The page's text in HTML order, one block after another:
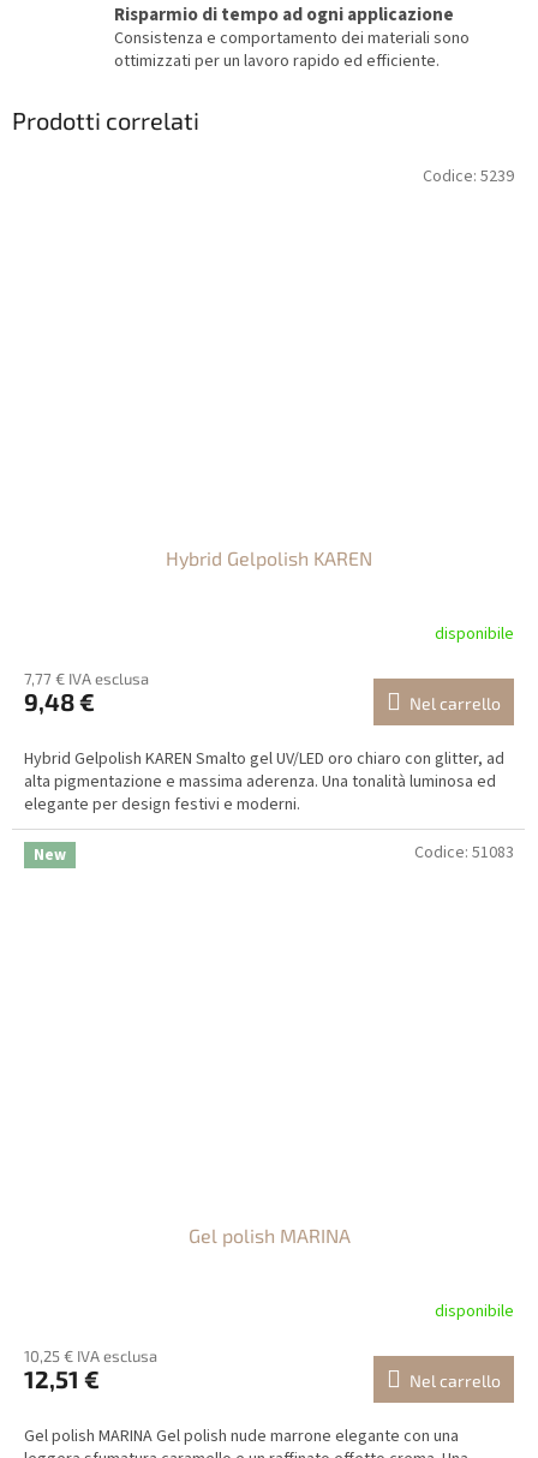
Risparmio di tempo ad ogni applicazione
Consistenza e comportamento dei materiali sono
ottimizzati per un lavoro rapido ed efficiente.
Prodotti correlati
Hybrid Gelpolish KAREN
disponibile
7,77 € IVA esclusa
9,48 € Nel carrello
Hybrid Gelpolish KAREN Smalto gel UV/LED oro chiaro con glitter, ad
alta pigmentazione e massima aderenza. Una tonalità luminosa ed
elegante per design festivi e moderni.
Codice: 5239
New
Gel polish MARINA
disponibile
10,25 € IVA esclusa
12,51 € Nel carrello
Gel polish MARINA Gel polish nude marrone elegante con una
Codice: 51083